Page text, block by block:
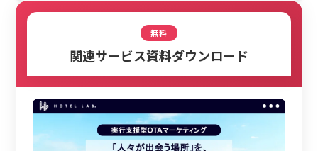
無料
関連サービス資料ダウンロード